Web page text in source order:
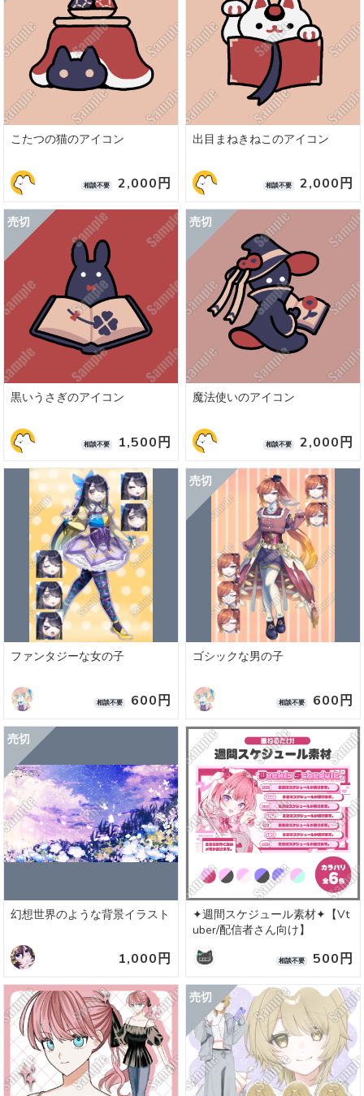
こたつの猫のアイコン
相談不要 2,000円
出目まねきねこのアイコン
相談不要 2,000円
黒いうさぎのアイコン
相談不要 1,500円
魔法使いのアイコン
相談不要 2,000円
ファンタジーな女の子
相談不要 600円
ゴシックな男の子
相談不要 600円
幻想世界のような背景イラスト
1,000円
✦週間スケジュール素材✦【Vt
uber/配信者さん向け】
相談不要 500円